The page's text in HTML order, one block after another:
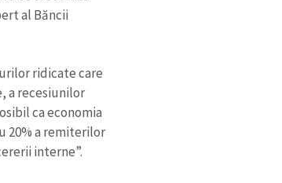
al Băncii
ridicate care
a recesiunilor
ca economia
20% a remiterilor
interne”.